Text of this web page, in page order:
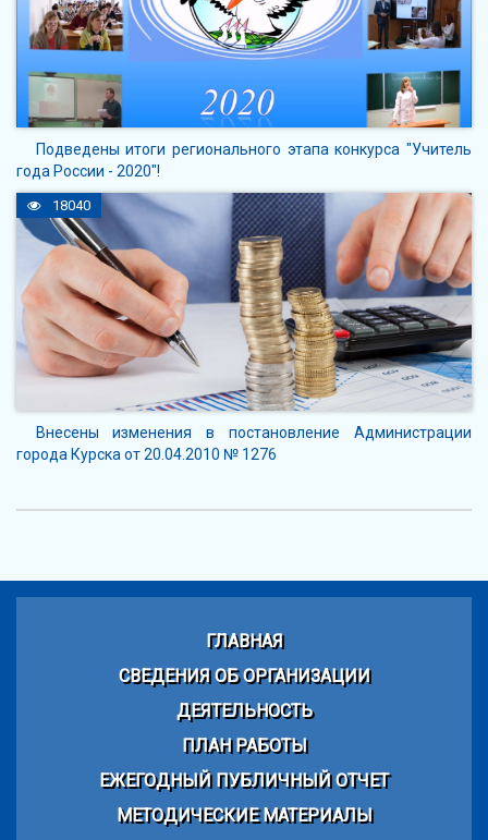
Подведены итоги регионального этапа конкурса "Учитель
года России - 2020"!
18040
Внесены изменения в постановление Администрации
города Курска от 20.04.2010 № 1276
ГЛАВНАЯ
СВЕДЕНИЯ ОБ ОРГАНИЗАЦИИ
ДЕЯТЕЛЬНОСТЬ
ПЛАН РАБОТЫ
ЕЖЕГОДНЫЙ ПУБЛИЧНЫЙ ОТЧЕТ
МЕТОДИЧЕСКИЕ МАТЕРИАЛЫ